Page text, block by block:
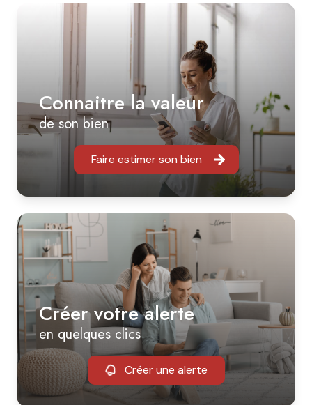
Connaitre la valeur
de son bien
Faire estimer son bien
Créer votre alerte
en quelques clics
Créer une alerte